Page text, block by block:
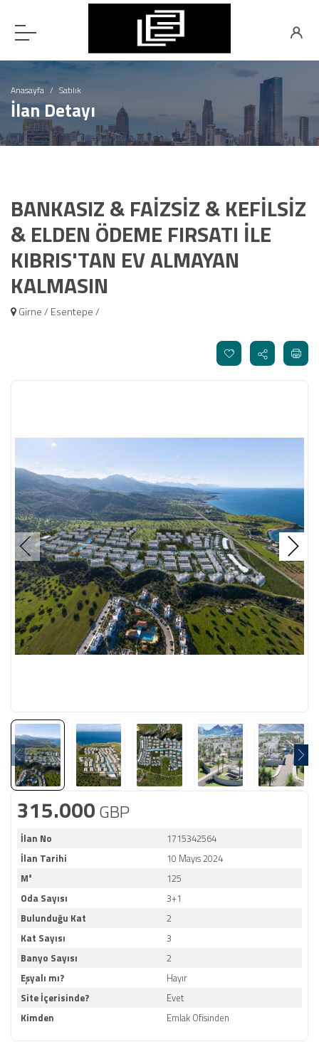
Anasayfa Satılık
İlan Detayı
BANKASIZ & FAİZSİZ & KEFİLSİZ
& ELDEN ÖDEME FIRSATI İLE
KIBRIS'TAN EV ALMAYAN
KALMASIN
Girne / Esentepe /
315.000GBP
İlan No
İlan Tarihi
M²
Oda Sayısı
Bulunduğu Kat
Kat Sayısı
Banyo Sayısı
Eşyalı mı?
Site İçerisinde?
Kimden
1715342564
10 Mayıs 2024
125
3+1
2
3
2
Hayır
Evet
Emlak Ofisinden